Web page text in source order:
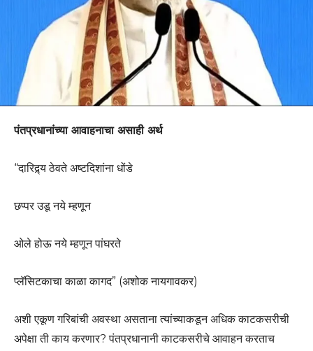
पंतप्रधानांच्या आवाहनाचा असाही अर्थ
“दारिद्र्य ठेवते अष्टदिशांना धोंडे
छप्पर उडू नये म्हणून
ओले होऊ नये म्हणून पांघरते
प्लॅसिटकाचा काळा कागद” (अशोक नायगावकर)
अशी एकूण गरिबांची अवस्था असताना त्यांच्याकडून अधिक काटकसरीची
अपेक्षा ती काय करणार? पंतप्रधानानी काटकसरीचे आवाहन करताच